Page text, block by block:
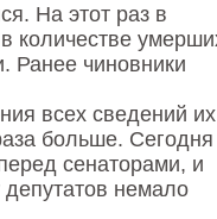
На этот раз в
количестве
Ранее чиновники
всех сведений их
больше. Сегодня
сенаторами, и
немало